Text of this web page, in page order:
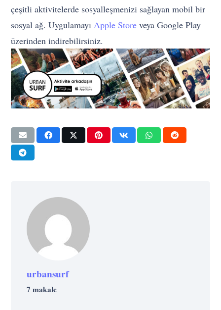
çeşitli aktivitelerde sosyalleşmenizi sağlayan mobil bir
sosyal ağ. UygulamayıApple Store veya Google Play
üzerinden indirebilirsiniz.
urbansurf
7 makale